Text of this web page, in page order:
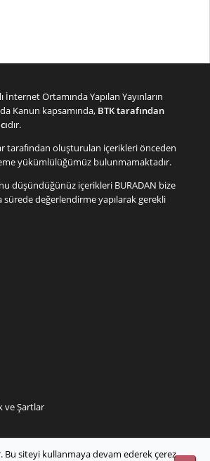
İnternet Ortamında Yapılan Yayınların
Kanun kapsamında, BTK tarafından
dır.
tarafından oluşturulan içerikleri önceden
yükümlülüğümüz bulunmamaktadır.
düşündüğünüz içerikleri BURADAN bize
sürede değerlendirme yapılarak gerekli
ve Şartlar
Bu siteyi kullanmaya devam ederek çerez